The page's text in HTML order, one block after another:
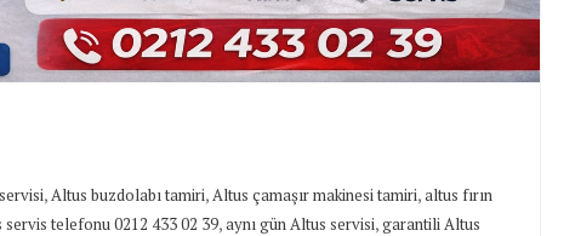
,Altus buzdolabı tamiri,Altus çamaşır makinesi tamiri,altus fırın
servis telefonu 0212 433 02 39,aynı gün Altus servisi,garantili Altus